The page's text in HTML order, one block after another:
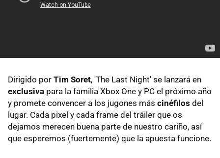
Dirigido por Tim Soret, 'The Last Night' se lanzará en
exclusiva para la familia Xbox One y PC el próximo año
y promete convencer a los jugones más cinéfilos del
lugar. Cada pixel y cada frame del tráiler que os
dejamos merecen buena parte de nuestro cariño, así
que esperemos (fuertemente) que la apuesta funcione.